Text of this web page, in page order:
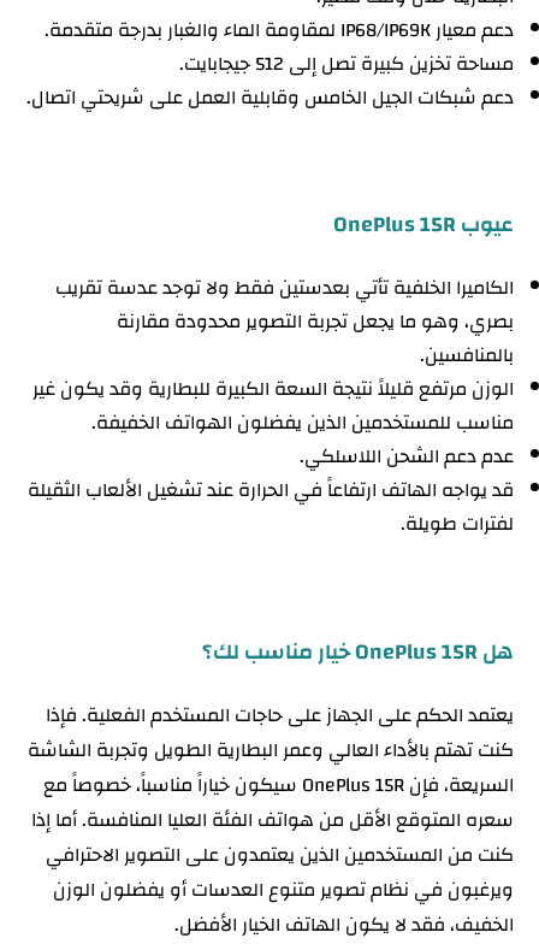
دعم معيار IP68/IP69K لمقاومة الماء والغبار بدرجة متقدمة.
مساحة تخزين كبيرة تصل إلى 512 جيجابايت.
دعم شبكات الجيل الخامس وقابلية العمل على شريحتي اتصال.
عيوب OnePlus 15R
الكاميرا الخلفية تأتي بعدستين فقط ولا توجد عدسة تقريب
بصري، وهو ما يجعل تجربة التصوير محدودة مقارنة
بالمنافسين.
الوزن مرتفع قليلاً نتيجة السعة الكبيرة للبطارية وقد يكون غير
مناسب للمستخدمين الذين يفضلون الهواتف الخفيفة.
عدم دعم الشحن اللاسلكي.
قد يواجه الهاتف ارتفاعاً في الحرارة عند تشغيل الألعاب الثقيلة
لفترات طويلة.
هل OnePlus 15R خيار مناسب لك؟
يعتمد الحكم على الجهاز على حاجات المستخدم الفعلية. فإذا
كنت تهتم بالأداء العالي وعمر البطارية الطويل وتجربة الشاشة
السريعة، فإن OnePlus 15R سيكون خياراً مناسباً، خصوصاً مع
سعره المتوقع الأقل من هواتف الفئة العليا المنافسة. أما إذا
كنت من المستخدمين الذين يعتمدون على التصوير الاحترافي
ويرغبون في نظام تصوير متنوع العدسات أو يفضلون الوزن
الخفيف، فقد لا يكون الهاتف الخيار الأفضل.